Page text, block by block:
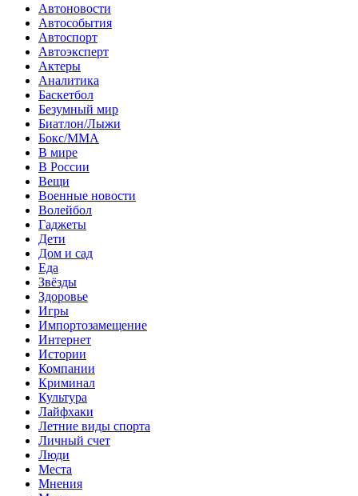
Автоновости
Автособытия
Автоспорт
Автоэксперт
Актеры
Аналитика
Баскетбол
Безумный мир
Биатлон/Лыжи
Бокс/MMA
В мире
В России
Вещи
Военные новости
Волейбол
Гаджеты
Дети
Дом и сад
Еда
Звёзды
Здоровье
Игры
Импортозамещение
Интернет
Истории
Компании
Криминал
Культура
Лайфхаки
Летние виды спорта
Личный счет
Люди
Места
Мнения